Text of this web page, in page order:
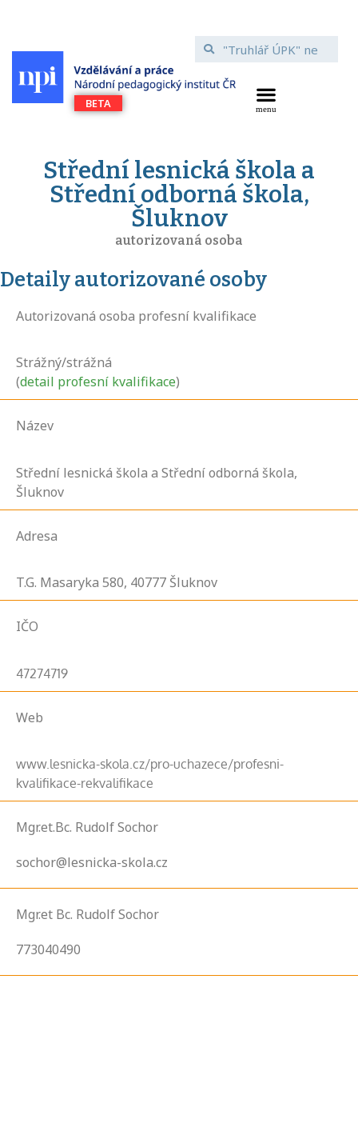
Střední lesnická škola a
Střední odborná škola,
Šluknov
autorizovaná osoba
Detaily autorizované osoby
Autorizovaná osoba profesní kvalifikace
Strážný/strážná
(detail profesní kvalifikace)
Název
Střední lesnická škola a Střední odborná škola,
Šluknov
Adresa
T.G. Masaryka 580, 40777 Šluknov
IČO
47274719
Web
www.lesnicka-skola.cz/pro-uchazece/profesni-
kvalifikace-rekvalifikace
Mgr.et.Bc. Rudolf Sochor
sochor@lesnicka-skola.cz
Mgr.et Bc. Rudolf Sochor
773040490